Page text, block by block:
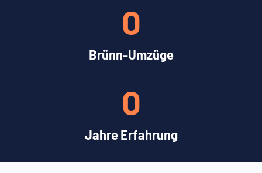
Brünn-Umzüge
0
Jahre Erfahrung
0